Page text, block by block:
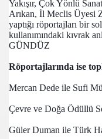
Arıkan, İl Meclis Üyesi
yaptığı röportajları bir
kullanımındaki kıvrak
GÜNDÜZ
Röportajlarında ise
Mercan Dede ile Sufi
Çevre ve Doğa Ödüllü
Güler Duman ile Türk
LİEN